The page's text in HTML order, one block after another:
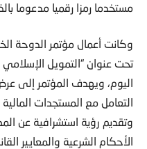
مستخدما رمزا رقميا مدعوما
وكانت أعمال مؤتمر الدوحة
تحت عنوان “التمويل
اليوم، ويهدف المؤتمر إلى
التعامل مع المستجدات
وتقديم رؤية استشرافية عن
الأحكام الشرعية والمعايير